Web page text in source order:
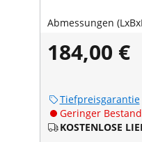
Abmessungen
184,00 €
Tiefpreisgarantie
Geringer
KOSTENLOSE